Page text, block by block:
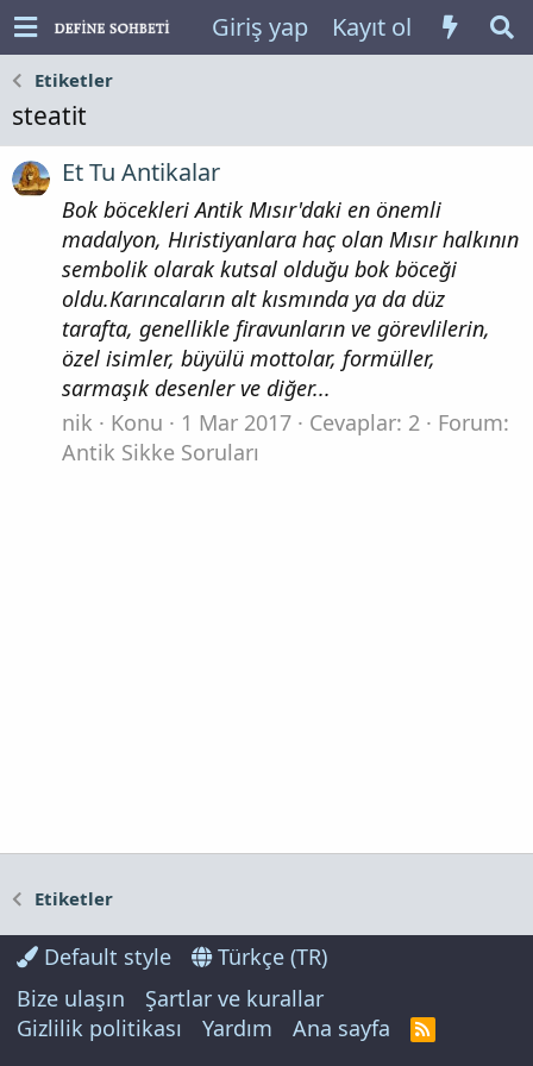
Giriş yap Kayıt ol
Etiketler
steatit
Et Tu Antikalar
Bok böcekleri Antik Mısır'daki en önemli
madalyon, Hıristiyanlara haç olan Mısır halkının
sembolik olarak kutsal olduğu bok böceği
oldu.Karıncaların alt kısmında ya da düz
tarafta, genellikle firavunların ve görevlilerin,
özel isimler, büyülü mottolar, formüller,
sarmaşık desenler ve diğer...
nik
Konu 1 Mar 2017 Cevaplar: 2
Forum:
Antik Sikke Soruları
Etiketler
Default style
Türkçe (TR)
Bize ulaşın
Şartlar ve kurallar
Gizlilik politikası
Yardım Ana sayfa
R